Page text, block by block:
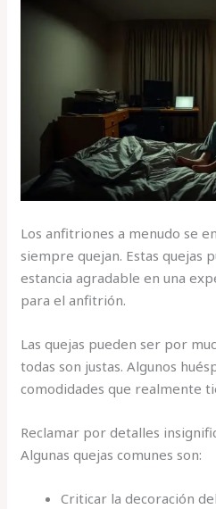
Los anfitriones a menudo se
siempre quejan. Estas quejas
estancia agradable en una
para el anfitrión.
Las quejas pueden ser por
todas son justas. Algunos
comodidades que realmente
Reclamar por detalles
Algunas quejas comunes son:
Criticar la decoración